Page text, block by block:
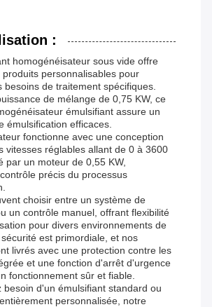
:
homogénéisateur sous vide offre
personnalisables pour
besoins de traitement spécifiques.
de mélange de 0,75 KW, ce
émulsifiant assure un
émulsification efficaces.
fonctionne avec une conception
vitesses réglables allant de 0 à 3600
par un moteur de 0,55 KW,
précis du processus
choisir entre un système de
un contrôle manuel, offrant flexibilité
pour divers environnements de
est primordiale, et nos
livrés avec une protection contre les
et une fonction d'arrêt d'urgence
fonctionnement sûr et fiable.
besoin d'un émulsifiant standard ou
personnalisée, notre